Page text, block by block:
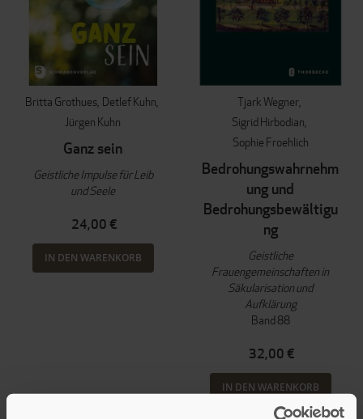
Britta Grothues Detlef Kuhn
Jürgen Kuhn
Ganz sein
Geistliche Impulse für Leib
und Seele
24,00 €
IN DEN WARENKORB
Tjark Wegner
Sigrid Hirbodian
Sophie Froehlich
Bedrohungswahrnehm
ung und
Bedrohungsbewältigu
ng
Geistliche
Frauengemeinschaften in
Säkularisation und
Aufklärung
Band 88
32,00 €
IN DEN WARENKORB